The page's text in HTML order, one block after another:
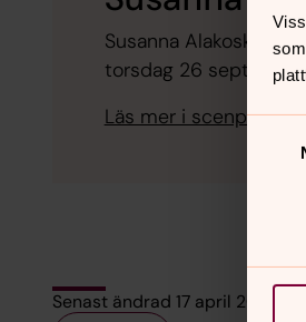
Susanna Alakoski
torsdag 26 september
Läs mer i
Senast ändrad 17 april 2020